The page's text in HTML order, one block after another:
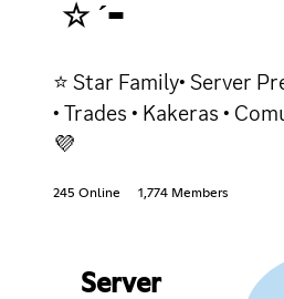
☆ ˊ-
⭐ Star Family• Server
• Trades • Kakeras •
💜
245 Online 1,774 Members
Server